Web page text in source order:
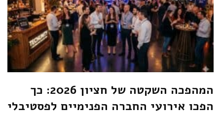
המהפכה השקטה של חציון 2026: כך
הפכו אירועי החברה הפנימיים לפסטיבלי